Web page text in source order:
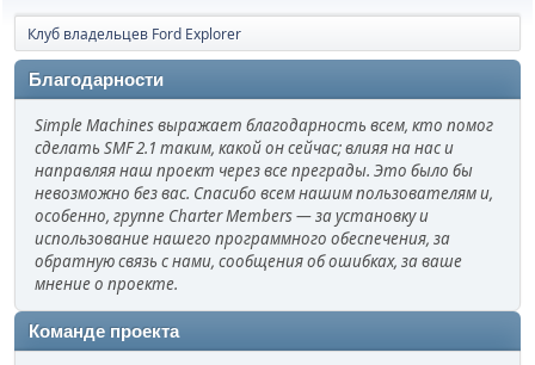
Клуб владельцев Ford Explorer
Благодарности
Simple Machines выражает благодарность всем, кто помог
сделать SMF 2.1 таким, какой он сейчас; влияя на нас и
направляя наш проект через все преграды. Это было бы
невозможно без вас. Спасибо всем нашим пользователям и,
особенно, группе Charter Members — за установку и
использование нашего программного обеспечения, за
обратную связь с нами, сообщения об ошибках, за ваше
мнение о проекте.
Команде проекта